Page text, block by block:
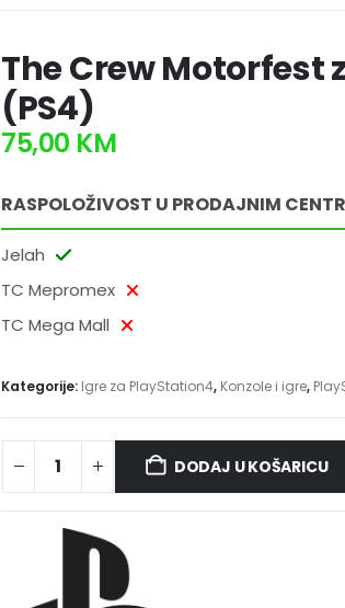
The Crew Motorfest
(PS4)
75,00 KM
RASPOLOŽIVOST U PRODAJNIM
Jelah
TC Mepromex
TC Mega Mall
Kategorije: Igre za PlayStation4, Konzole i igre,
DODAJ U KOŠARICU